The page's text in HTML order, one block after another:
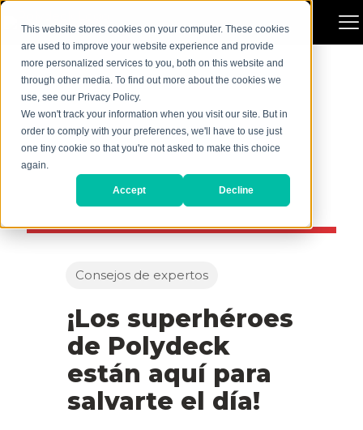
This website stores cookies on your computer. These cookies
are used to improve your website experience and provide
more personalized services to you, both on this website and
through other media. To find out more about the cookies we
use, see our Privacy Policy.
We won't track your information when you visit our site. But in
order to comply with your preferences, we'll have to use just
one tiny cookie so that you're not asked to make this choice
again.
Accept Decline
Consejos de expertos
¡Los superhéroes
de Polydeck
están aquí para
salvarte el día!